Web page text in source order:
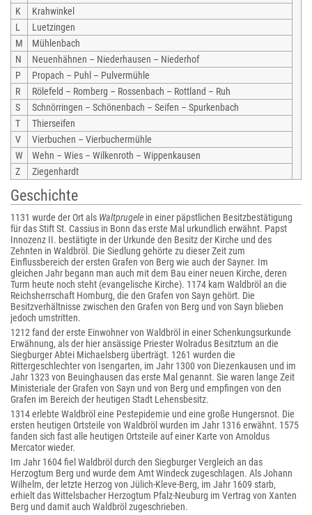
K
Krahwinkel
L
Luetzingen
M
Mühlenbach
N
Neuenhähnen – Niederhausen – Niederhof
P
Propach – Puhl – Pulvermühle
R
Rölefeld – Romberg – Rossenbach – Rottland – Ruh
S
Schnörringen – Schönenbach – Seifen – Spurkenbach
T
Thierseifen
V
Vierbuchen – Vierbuchermühle
W
Wehn – Wies – Wilkenroth – Wippenkausen
Z
Ziegenhardt
Geschichte
1131 wurde der Ort als Waltprugele in einer päpstlichen Besitzbestätigung
für das Stift St. Cassius in Bonn das erste Mal urkundlich erwähnt. Papst
Innozenz II. bestätigte in der Urkunde den Besitz der Kirche und des
Zehnten in Waldbröl. Die Siedlung gehörte zu dieser Zeit zum
Einflussbereich der ersten Grafen von Berg wie auch der Sayner. Im
gleichen Jahr begann man auch mit dem Bau einer neuen Kirche, deren
Turm heute noch steht (evangelische Kirche). 1174 kam Waldbröl an die
Reichsherrschaft Homburg, die den Grafen von Sayn gehört. Die
Besitzverhältnisse zwischen den Grafen von Berg und von Sayn blieben
jedoch umstritten.
1212 fand der erste Einwohner von Waldbröl in einer Schenkungsurkunde
Erwähnung, als der hier ansässige Priester Wolradus Besitztum an die
Siegburger Abtei Michaelsberg überträgt. 1261 wurden die
Rittergeschlechter von Isengarten, im Jahr 1300 von Diezenkausen und im
Jahr 1323 von Beuinghausen das erste Mal genannt. Sie waren lange Zeit
Ministeriale der Grafen von Sayn und von Berg und empfingen von den
Grafen im Bereich der heutigen Stadt Lehensbesitz.
1314 erlebte Waldbröl eine Pestepidemie und eine große Hungersnot. Die
ersten heutigen Ortsteile von Waldbröl wurden im Jahr 1316 erwähnt. 1575
fanden sich fast alle heutigen Ortsteile auf einer Karte von Arnoldus
Mercator wieder.
Im Jahr 1604 fiel Waldbröl durch den Siegburger Vergleich an das
Herzogtum Berg und wurde dem Amt Windeck zugeschlagen. Als Johann
Wilhelm, der letzte Herzog von Jülich-Kleve-Berg, im Jahr 1609 starb,
erhielt das Wittelsbacher Herzogtum Pfalz-Neuburg im Vertrag von Xanten
Berg und damit auch Waldbröl zugeschrieben.